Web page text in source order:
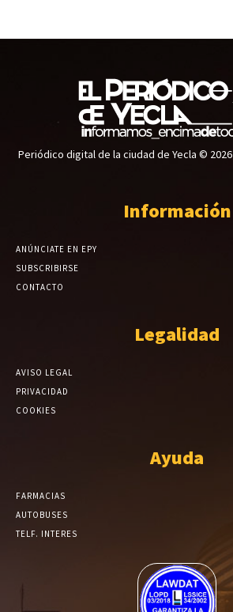
Periódico digital de la ciudad de Yecla © 2026
Información
ANÚNCIATE EN EPY
SUBSCRIBIRSE
CONTACTO
Legalidad
AVISO LEGAL
PRIVACIDAD
COOKIES
Ayuda
FARMACIAS
AUTOBUSES
TELF. INTERES